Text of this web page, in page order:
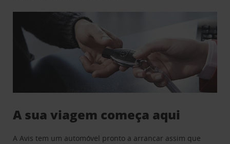
A sua viagem começa aqui
A Avis tem um automóvel pronto a arrancar assim que